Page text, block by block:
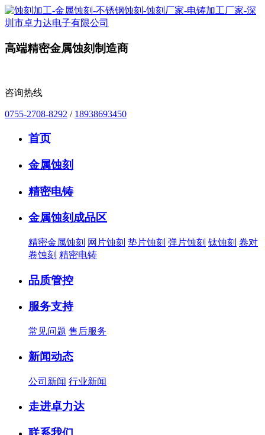
高端精密金属蚀刻制造商
咨询热线
0755-2708-8292 / 18938693450
首页
金属蚀刻
精密电铸
金属蚀刻成品区
精密金属蚀刻 网片蚀刻 垫片蚀刻 弹片蚀刻 钛蚀刻 卷对
卷蚀刻 精密电铸
品质管控
服务支持
常见问题 售后服务
新闻动态
公司新闻 行业新闻
走进卓力达